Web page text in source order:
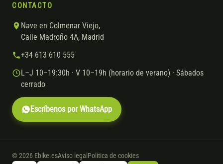
CONTACTO
Nave en Colmenar Viejo,
Calle Madroño 4A, Madrid
+34 613 610 555
L–J 10–19:30h · V 10–19h (horario de verano) · Sábados
cerrado
Escríbenos por WhatsApp
© 2026 Ebike.esAviso legal Política de cookies